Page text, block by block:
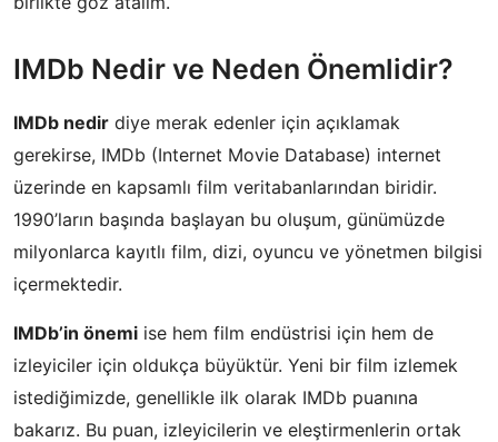
IMDb Nedir ve Neden Önemlidir?
IMDb nedir diye merak edenler için açıklamak
gerekirse, IMDb (Internet Movie Database) internet
üzerinde en kapsamlı film veritabanlarından biridir.
1990’ların başında başlayan bu oluşum, günümüzde
milyonlarca kayıtlı film, dizi, oyuncu ve yönetmen bilgisi
içermektedir.
IMDb’in önemi ise hem film endüstrisi için hem de
izleyiciler için oldukça büyüktür. Yeni bir film izlemek
istediğimizde, genellikle ilk olarak IMDb puanına
bakarız. Bu puan, izleyicilerin ve eleştirmenlerin ortak